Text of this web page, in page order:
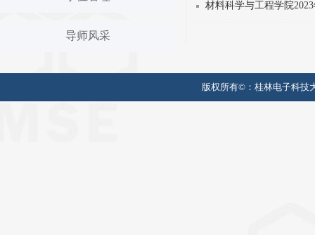
导师风采
材料科学与工程学院
版权所有©： 桂林电子科技